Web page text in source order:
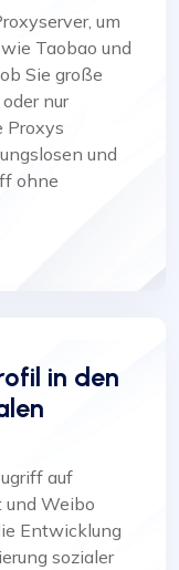
um
Taobao und
Sie große
nur
Proxys
und
ohne
in den
auf
Weibo
Entwicklung
sozialer